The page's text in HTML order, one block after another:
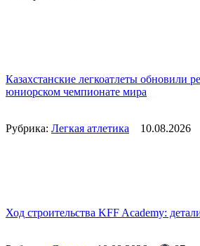
Казахстанские легкоатлеты обновили
юниорском чемпионате мира
Рубрика: Легкая атлетика 10.08.2026
Ход строительства KFF Academy: